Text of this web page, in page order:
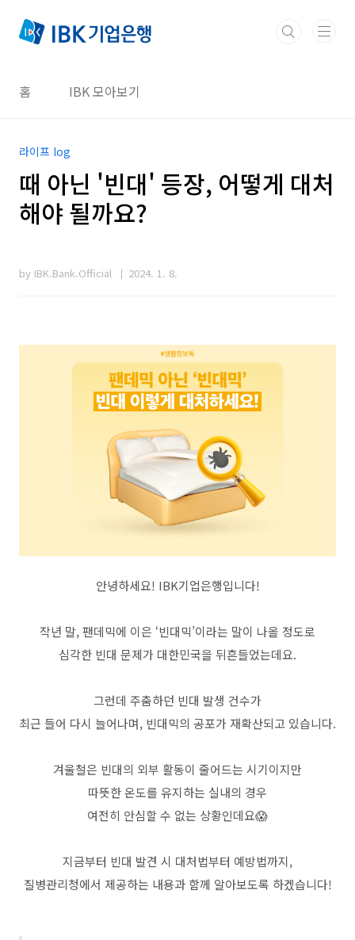
홈 IBK 모아보기
라이프 log
때 아닌 '빈대' 등장, 어떻게 대처
해야 될까요?
by IBK.Bank.Official 2024. 1. 8.
안녕하세요! IBK기업은행입니다!
작년 말, 팬데믹에 이은 ‘빈대믹’이라는 말이 나올 정도로
심각한 빈대 문제가 대한민국을 뒤흔들었는데요.
그런데 주춤하던 빈대 발생 건수가
최근 들어 다시 늘어나며, 빈대믹의 공포가 재확산되고 있습니다.
겨울철은 빈대의 외부 활동이 줄어드는 시기이지만
따뜻한 온도를 유지하는 실내의 경우
여전히 안심할 수 없는 상황인데요😱
지금부터 빈대 발견 시 대처법부터 예방법까지,
질병관리청에서 제공하는 내용과 함께 알아보도록 하겠습니다!